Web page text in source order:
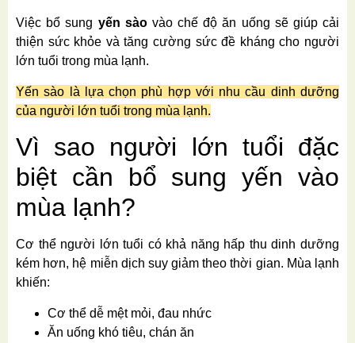
Việc bổ sung yến sàovào chế độ ăn uống sẽ giúp cải
thiện sức khỏe và tăng cường sức đề kháng cho người
lớn tuổi trong mùa lạnh.
Yến sào là lựa chọn phù hợp với nhu cầu dinh dưỡng
của người lớn tuổi trong mùa lạnh.
Vì sao người lớn tuổi đặc
biệt cần bổ sung yến vào
mùa lạnh?
Cơ thể người lớn tuổi có khả năng hấp thu dinh dưỡng
kém hơn, hệ miễn dịch suy giảm theo thời gian. Mùa lạnh
khiến:
Cơ thể dễ mệt mỏi, đau nhức
Ăn uống khó tiêu, chán ăn